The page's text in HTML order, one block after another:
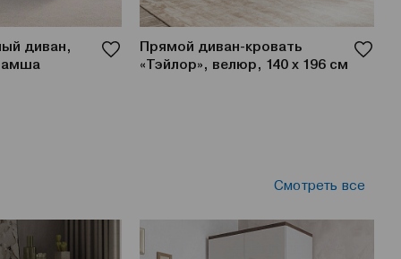
диван,
Прямой диван-кровать
«Тэйлор», велюр, 140 x 196 см
Смотреть все